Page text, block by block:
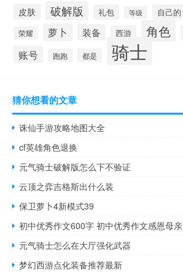
皮肤 破解版 礼包 等级 自己的
荣耀 萝卜 装备 西游 角色
账号 跑跑 都是 骑士
猜你想看的文章
诛仙手游攻略地图大全
cf英雄角色退换
元气骑士破解版怎么下不验证
云顶之弈吉格斯出什么装
保卫萝卜4新模式39
初中优秀作文600字 初中优秀作文感恩母亲
元气骑士怎么在大厅强化武器
梦幻西游点化装备推荐最新